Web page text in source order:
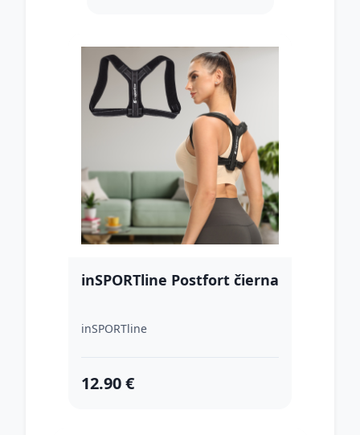
inSPORTline Postfort čierna
inSPORTline
12.90 €